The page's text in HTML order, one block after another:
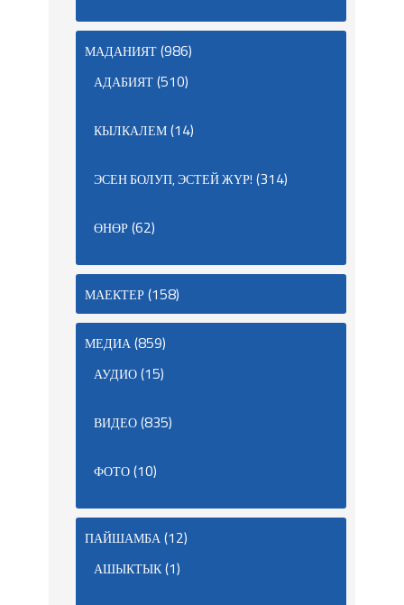
МАДАНИЯТ(986)
АДАБИЯТ(510)
КЫЛКАЛЕМ(14)
ЭСЕН БОЛУП, ЭСТЕЙ ЖҮР! (314)
ӨНӨР(62)
МАЕКТЕР(158)
МЕДИА(859)
АУДИО(15)
ВИДЕО(835)
ФОТО(10)
ПАЙШАМБА(12)
АШЫКТЫК(1)